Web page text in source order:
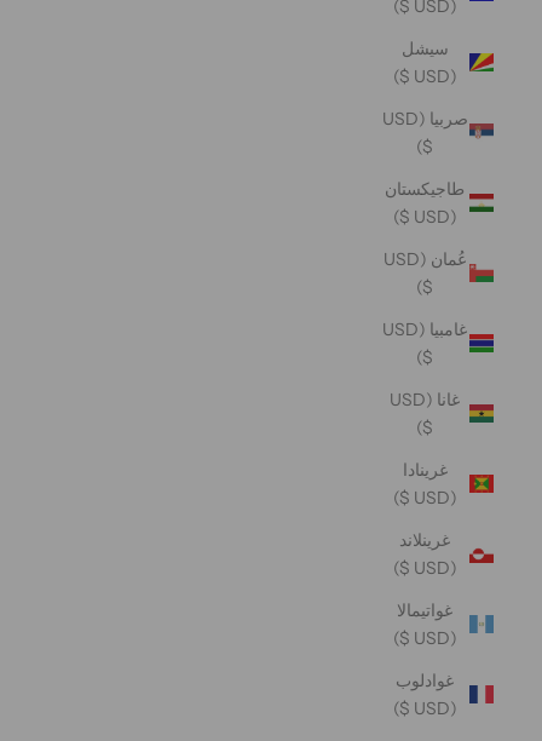
(USD $)
سيشل
(USD $)
صربيا (USD
$)
طاجيكستان
(USD $)
عُمان (USD
$)
غامبيا (USD
$)
غانا (USD
$)
غرينادا
(USD $)
غرينلاند
(USD $)
غواتيمالا
(USD $)
غوادلوب
(USD $)